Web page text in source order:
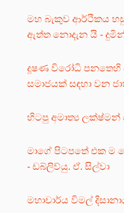
මහ බැකුව ආර්ථිකය
ඇත්ත නොදැන යි -
දූෂණ විරෝධි පනතෙහි
සමාජයක් සඳහා වන
හිටපු අමාත්‍ය ලක්ෂ්මන්
මාගේ පිටපතේ එක ම
- ඩබ්ලිව්යු. ඒ. සිල්වා
මහාචාර්ය විමල්